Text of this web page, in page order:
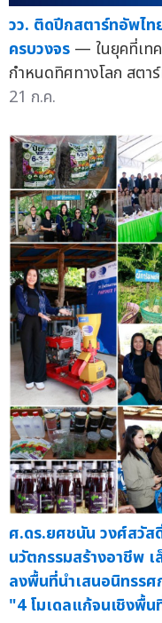
วว. ติดปีกสตาร์ทอัพไท
ครบวงจร — ในยุคที่เทค
กำหนดทิศทางโลก สตา
21 ก.ค.
ศ.ดร.ยศชนัน วงศ์สวัส
นวัตกรรมสร้างอาชีพ เ
ลงพื้นที่นำเสนอนิทรรศ
"4 โมเดลแก้จนเชิงพื้น